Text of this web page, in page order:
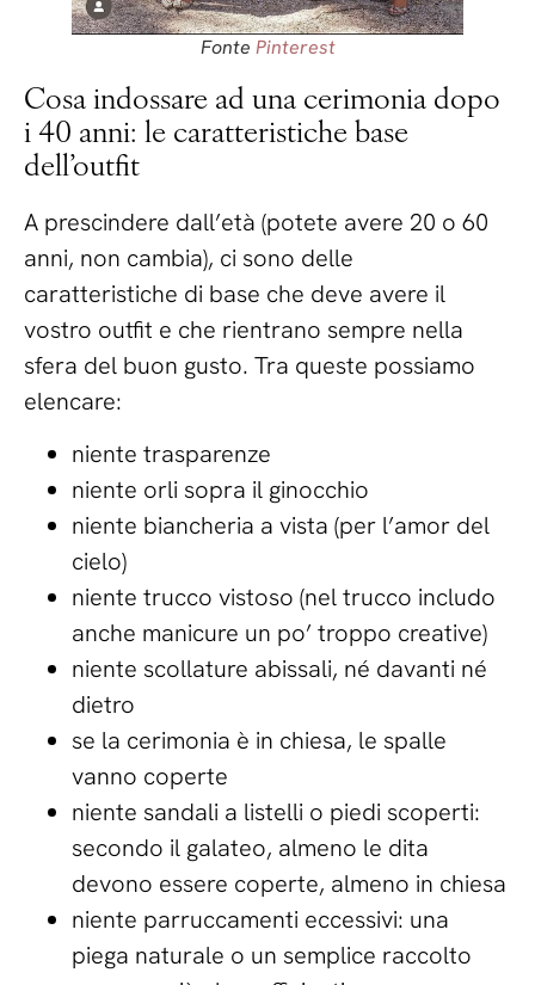
Fonte Pinterest
Cosa indossare ad una cerimonia dopo
i 40 anni: le caratteristiche base
dell’outfit
A prescindere dall’età (potete avere 20 o 60
anni, non cambia), ci sono delle
caratteristiche di base che deve avere il
vostro outfit e che rientrano sempre nella
sfera del buon gusto. Tra queste possiamo
elencare:
niente trasparenze
niente orli sopra il ginocchio
niente biancheria a vista (per l’amor del
cielo)
niente trucco vistoso (nel trucco includo
anche manicure un po’ troppo creative)
niente scollature abissali, né davanti né
dietro
se la cerimonia è in chiesa, le spalle
vanno coperte
niente sandali a listelli o piedi scoperti:
secondo il galateo, almeno le dita
devono essere coperte, almeno in chiesa
niente parruccamenti eccessivi: una
piega naturale o un semplice raccolto